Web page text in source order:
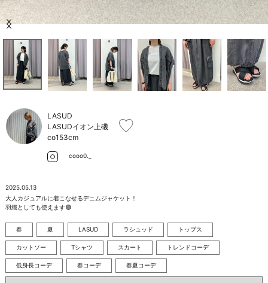
店舗検索
ご利用ガイド/ヘルプ
Item
LASUD
LASUDイオン上磯
co153cm
cooo0._
2025.05.13
大人カジュアルに着こなせるデニムジャケット！
羽織としても使えます🟢
春 夏 LASUD ラシュッド トップス
カットソー Tシャツ スカート トレンドコーデ
低身長コーデ 春コーデ 春夏コーデ